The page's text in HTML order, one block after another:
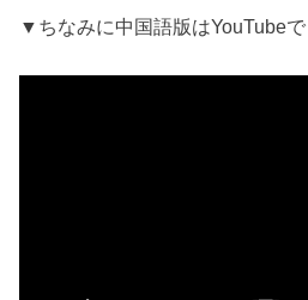
▼ちなみに中国語版はYouTube